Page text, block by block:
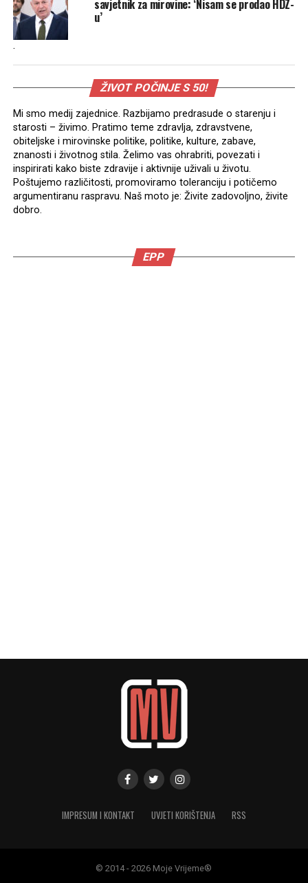
savjetnik za mirovine: ‘Nisam se prodao HDZ-
u’
.
ŽIVOT POČINJE S 50!
Mi smo medij zajednice. Razbijamo predrasude o starenju i
starosti – živimo. Pratimo teme zdravlja, zdravstvene,
obiteljske i mirovinske politike, politike, kulture, zabave,
znanosti i životnog stila. Želimo vas ohrabriti, povezati i
inspirirati kako biste zdravije i aktivnije uživali u životu.
Poštujemo različitosti, promoviramo toleranciju i potičemo
argumentiranu raspravu. Naš moto je: Živite zadovoljno, živite
dobro.
EPP
IMPRESUM I KONTAKT UVJETI KORIŠTENJA RSS
© 2014 - 2026 Moje Vrijeme®